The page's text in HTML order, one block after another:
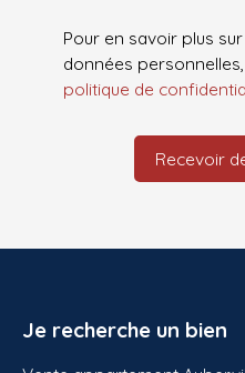
Pour en savoir plus
données
politique de
Recevoir
Je recherche un bien